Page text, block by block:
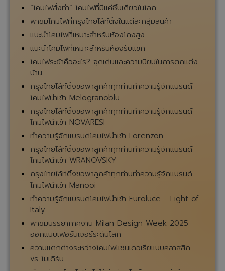
“โคมไฟสั่งทำ” โคมไฟที่มีแค่ชิ้นเดียวในโลก
พาชมโคมไฟที่กรุงไทยไล้ท์ติ้งในแต่ละกลุ่มสินค้า
แนะนำโคมไฟที่เหมาะสำหรับห้องโถงสูง
แนะนำโคมไฟที่เหมาะสำหรับห้องรับแขก
โคมไฟระย้าคืออะไร? จุดเด่นและความนิยมในการตกแต่ง
บ้าน
กรุงไทยไล้ท์ติ้งขอพาลูกค้าทุกท่านทำความรู้จักแบรนด์
โคมไฟนำเข้า Melogranoblu
กรุงไทยไล้ท์ติ้งขอพาลูกค้าทุกท่านทำความรู้จักแบรนด์
โคมไฟนำเข้า NOVARESI
ทำความรู้จักแบรนด์โคมไฟนำเข้า Lorenzon
กรุงไทยไล้ท์ติ้งขอพาลูกค้าทุกท่านทำความรู้จักแบรนด์
โคมไฟนำเข้า WRANOVSKY
กรุงไทยไล้ท์ติ้งขอพาลูกค้าทุกท่านทำความรู้จักแบรนด์
โคมไฟนำเข้า Manooi
ทำความรู้จักแบรนด์โคมไฟนำเข้า Euroluce - Light of
Italy
พาชมบรรยากาศงาน Milan Design Week 2025 :
ออกแบบเฟอร์นิเจอร์ระดับโลก
ความแตกต่างระหว่างโคมไฟแชนเดอเรียแบบคลาสสิก
vs โมเดิร์น